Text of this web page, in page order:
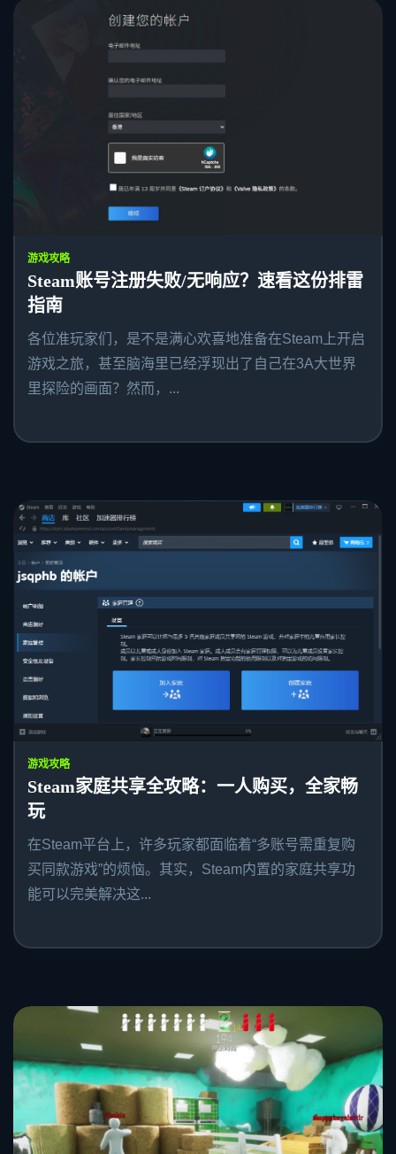
游戏攻略
Steam账号注册失败/无响应？速看这份排雷
指南
各位准玩家们，是不是满心欢喜地准备在Steam上开启
游戏之旅，甚至脑海里已经浮现出了自己在3A大世界
里探险的画面？然而，...
游戏攻略
Steam家庭共享全攻略：一人购买，全家畅
玩
在Steam平台上，许多玩家都面临着“多账号需重复购
买同款游戏”的烦恼。其实，Steam内置的家庭共享功
能可以完美解决这...